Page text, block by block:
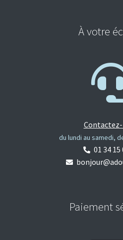
À votre
du lundi au samedi,
01 34 15
Paiement